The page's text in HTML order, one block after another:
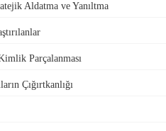
Aldatma ve Yanıltma
Parçalanması
Çığırtkanlığı